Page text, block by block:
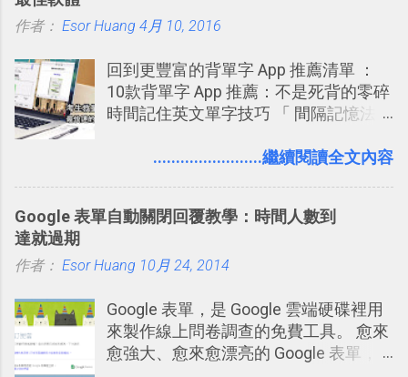
者，只要進入該使用者的個人頁面，然
跟隨者、被跟隨者的概念是Twitter另一
個非常好玩的地方 ，所以 這次的
Twitter Blocks很強調這個人際網路的概
3D視圖有什麼用途的話，就是 它可以讓
你非常方便、好玩、即興的擴展你的
Twit...
Firefox 4 和Safari ，而 Google Chrome
Google Drive 變身 Trello ！幫雲端硬碟
著 Trello ，卻還沒有在電腦玩物上寫過
一篇完整的介紹！雖然錯過了幾年前第
一時間推薦 Trello 的時機，但在這段時
澱自己的使用方法，歸納出「 為什麼值
學。 2015/6/13 新增： 免費專案管理軟
2016 年新增 ： 如何將 Trello 切換到繁
2016/7/7 新增 ： 如何活用 Trello 記
帳？我的理財計畫心得與看板範本
2016/7/13 新增： 如何將網頁資料快速
作者： Esor Huang 4月 10, 2016
回到更豐富的背單字 App 推薦清單 ：
10款背單字 App 推薦：不是死背的零碎
時間記住英文單字技巧 「 間隔記憶法
短期記憶變成長期記憶。 舉例來說我今
強；然後下次快要忘記可能變成相隔一
化，讓記憶延長到可能半個月；那時候
來一個月的記憶長度！就這樣反覆慢慢
拉長時間練習，就能讓一個東西成為腦
海中更深刻的記憶。 問題是，當我們一
........................繼續閱讀全文內容
Google 表單自動關閉回覆教學：時間人數到
達就過期
作者： Esor Huang 10月 24, 2014
Google 表單，是 Google 雲端硬碟裡用
來製作線上問卷調查的免費工具。 愈來
愈強大、愈來愈漂亮的 Google 表單，